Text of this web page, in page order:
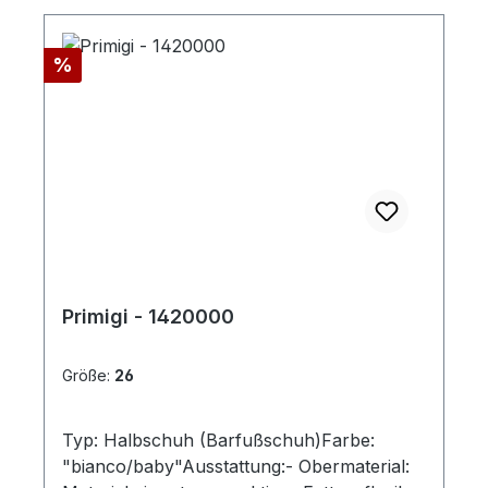
Rabatt
%
Primigi - 1420000
Größe: 26
Typ: Halbschuh (Barfußschuh)Farbe:
"bianco/baby"Ausstattung:- Obermaterial: